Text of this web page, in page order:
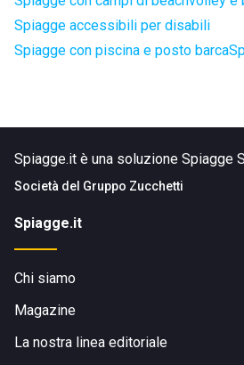
Spiagge accessibili per disabili
Spiagge con piscina e posto barca
Spiagge.it è una soluzione Spiagge
Società del Gruppo Zucchetti
Spiagge.it
Chi siamo
Magazine
La nostra linea editoriale